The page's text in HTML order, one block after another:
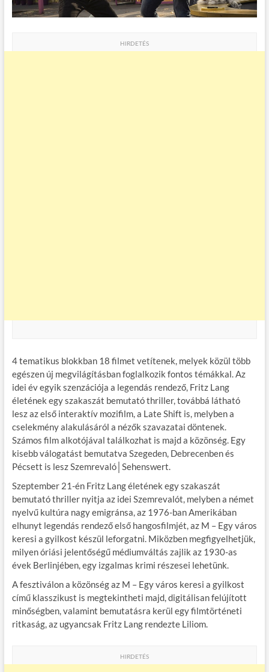
HIRDETÉS
4 tematikus blokkban 18 filmet vetítenek, melyek közül több
egészen új megvilágításban foglalkozik fontos témákkal. Az
idei év egyik szenzációja a legendás rendező, Fritz Lang
életének egy szakaszát bemutató thriller, továbbá látható
lesz az első interaktív mozifilm, a Late Shift is, melyben a
cselekmény alakulásáról a nézők szavazatai döntenek.
Számos film alkotójával találkozhat is majd a közönség. Egy
kisebb válogatást bemutatva Szegeden, Debrecenben és
Pécsett is lesz Szemrevaló│Sehenswert.
Szeptember 21-én Fritz Lang életének egy szakaszát
bemutató thriller nyitja az idei Szemrevalót, melyben a német
nyelvű kultúra nagy emigránsa, az 1976-ban Amerikában
elhunyt legendás rendező első hangosfilmjét, az M – Egy város
keresi a gyilkost készül leforgatni. Miközben megfigyelhetjük,
milyen óriási jelentőségű médiumváltás zajlik az 1930-as
évek Berlinjében, egy izgalmas krimi részesei lehetünk.
A fesztiválon a közönség az M – Egy város keresi a gyilkost
című klasszikust is megtekintheti majd, digitálisan felújított
minőségben, valamint bemutatásra kerül egy filmtörténeti
ritkaság, az ugyancsak Fritz Lang rendezte Liliom.
HIRDETÉS